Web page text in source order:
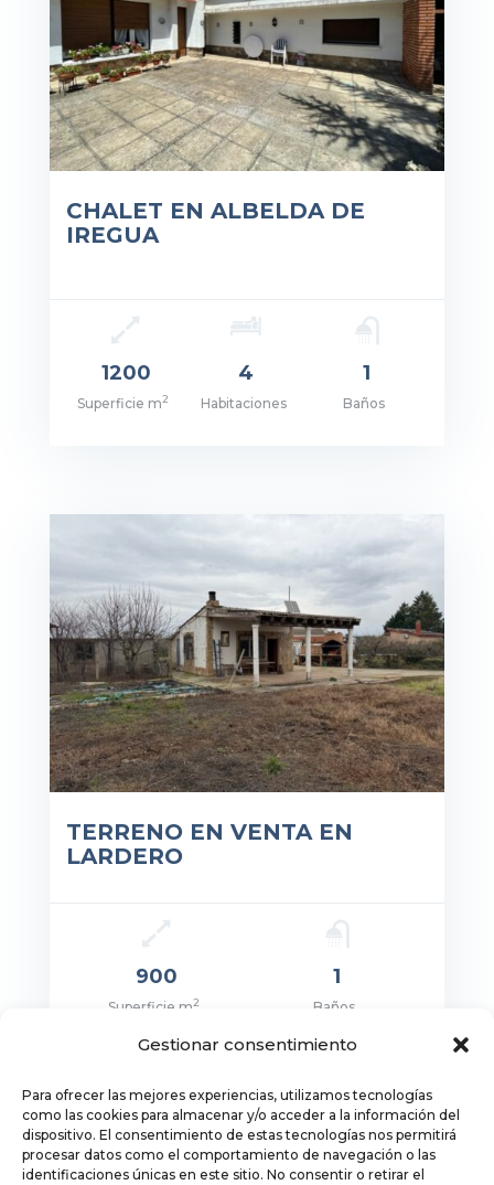
Gestionar consentimiento
Para ofrecer las mejores experiencias, utilizamos tecnologías
como las cookies para almacenar y/o acceder a la información del
dispositivo. El consentimiento de estas tecnologías nos permitirá
procesar datos como el comportamiento de navegación o las
identificaciones únicas en este sitio. No consentir o retirar el
CHALET EN ALBELDA DE
IREGUA
1200
Superficie m2
4
Habitaciones
1
Baños
90.000€
TERRENO EN VENTA EN
LARDERO
900
Superficie m2
1
Baños